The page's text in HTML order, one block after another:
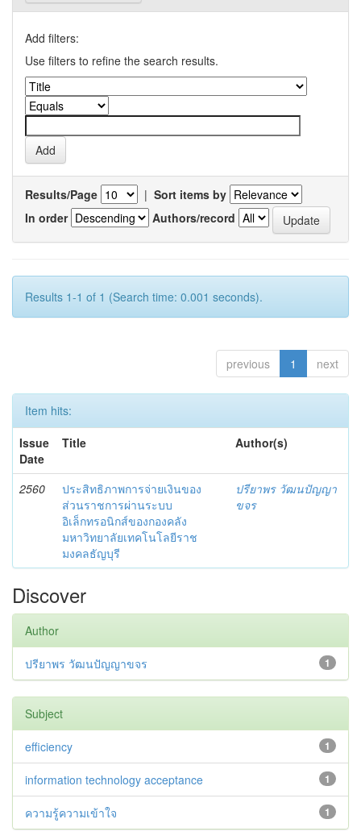
Add filters:
Use filters to refine the search results.
Results/Page | Sort items by
In order
Authors/record
Results 1-1 of 1 (Search time: 0.001 seconds).
previous 1 next
Item hits:
Issue
Date
Title Author(s)
2560
ประสิทธิภาพการจ่ายเงินของ
ส่วนราชการผ่านระบบ
อิเล็กทรอนิกส์ของกองคลัง
มหาวิทยาลัยเทคโนโลยีราช
มงคลธัญบุรี
ปรียาพร วัฒนปัญญา
ขจร
Discover
Author
1
ปรียาพร วัฒนปัญญาขจร
Subject
1
efficiency
1
information technology acceptance
1
ความรู้ความเข้าใจ